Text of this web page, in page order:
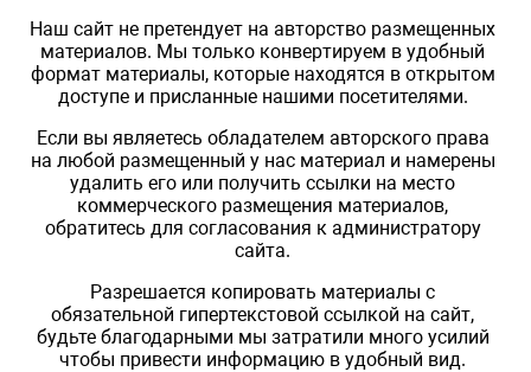
Наш сайт не претендует на авторство размещенных
материалов. Мы только конвертируем в удобный
формат материалы, которые находятся в открытом
доступе и присланные нашими посетителями.
Если вы являетесь обладателем авторского права
на любой размещенный у нас материал и намерены
удалить его или получить ссылки на место
коммерческого размещения материалов,
обратитесь для согласования к администратору
сайта.
Разрешается копировать материалы с
обязательной гипертекстовой ссылкой на сайт,
будьте благодарными мы затратили много усилий
чтобы привести информацию в удобный вид.